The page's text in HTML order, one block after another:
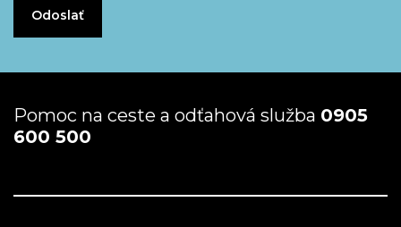
Pomoc na ceste a odťahová služba 0905
600 500